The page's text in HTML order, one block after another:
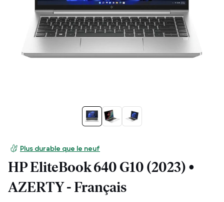
Plus durable que le neuf
HP EliteBook 640 G10 (2023) •
AZERTY - Français